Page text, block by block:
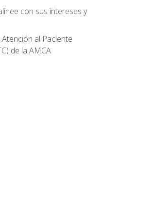
con sus intereses y
al Paciente
de la AMCA